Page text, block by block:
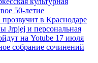
50-летие
в Краснодаре
Jrpjej и персональная
на Yotube 17 июля
собрание сочинений